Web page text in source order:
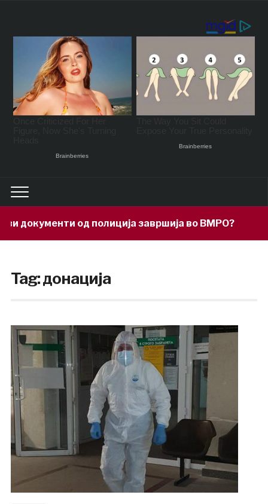
од полиција завршија во ВМРО? 15
Tag:донација